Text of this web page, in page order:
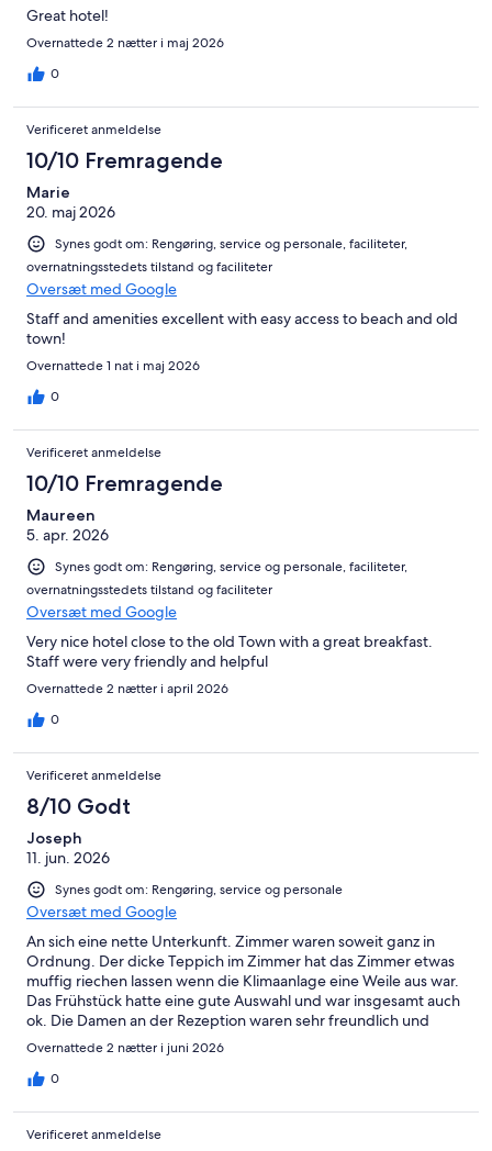
Great hotel!
Overnattede 2 nætter i maj 2026
0
Verificeret anmeldelse
10/10 Fremragende
Marie
20. maj 2026
Synes godt om: Rengøring, service og personale, faciliteter,
overnatningsstedets tilstand og faciliteter
Oversæt med Google
Staff and amenities excellent with easy access to beach and old
town!
Overnattede 1 nat i maj 2026
0
Verificeret anmeldelse
10/10 Fremragende
Maureen
5. apr. 2026
Synes godt om: Rengøring, service og personale, faciliteter,
overnatningsstedets tilstand og faciliteter
Oversæt med Google
Very nice hotel close to the old Town with a great breakfast.
Staff were very friendly and helpful
Overnattede 2 nætter i april 2026
0
Verificeret anmeldelse
8/10 Godt
Joseph
11. jun. 2026
Synes godt om: Rengøring, service og personale
Oversæt med Google
An sich eine nette Unterkunft. Zimmer waren soweit ganz in
Ordnung. Der dicke Teppich im Zimmer hat das Zimmer etwas
muffig riechen lassen wenn die Klimaanlage eine Weile aus war.
Das Frühstück hatte eine gute Auswahl und war insgesamt auch
ok. Die Damen an der Rezeption waren sehr freundlich und
hilfsbereit.
Overnattede 2 nætter i juni 2026
0
Verificeret anmeldelse